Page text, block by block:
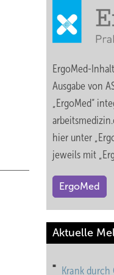
ErgoMed-
Ausgabe von
„ErgoMed“
hier unter
jeweils mit
ErgoMed
Aktuelle
Krank durch